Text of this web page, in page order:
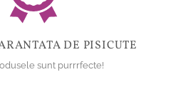
DE PISICUTE
sunt purrrfecte!